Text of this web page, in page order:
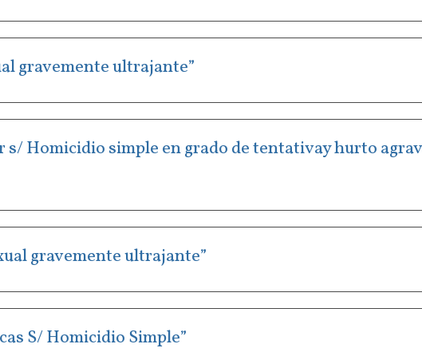
gravemente ultrajante”
s/ Homicidio simple en grado de tentativay hurto
gravemente ultrajante”
S/ Homicidio Simple”